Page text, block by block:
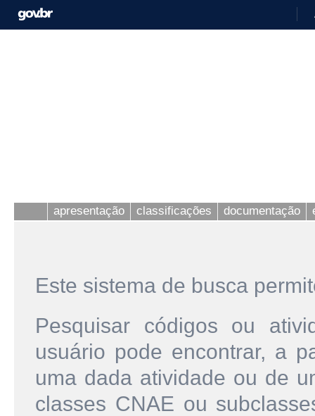
apresentação classificações documentação
Este sistema de busca
Pesquisar códigos ou
usuário pode encontrar, a
uma dada atividade ou de
classes CNAE ou